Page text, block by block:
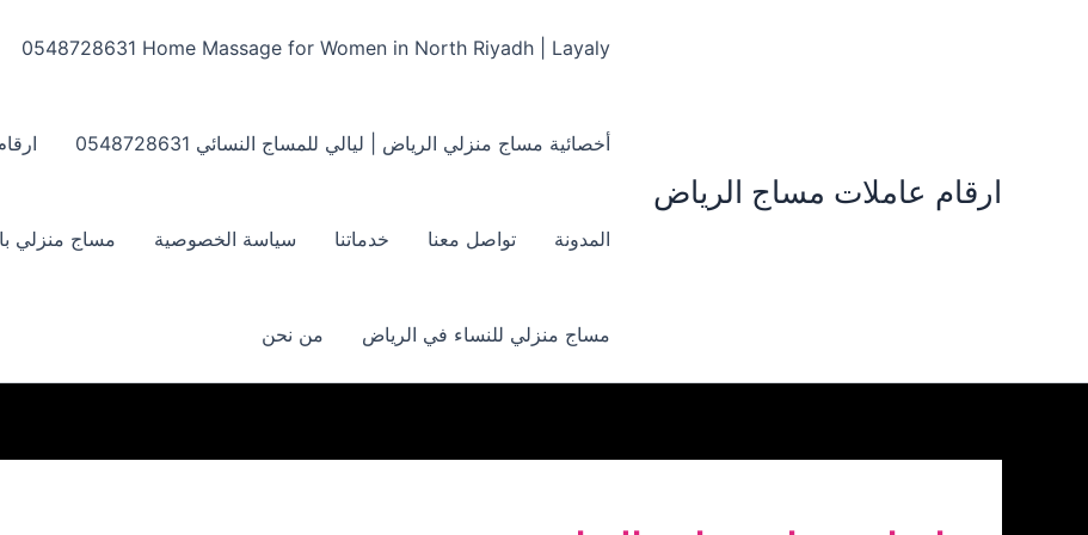
ارقام عاملات مساج الرياض
Home Massage for Women in North Riyadh | Layaly ‏‪0548728631
أخصائية مساج منزلي الرياض | ليالي للمساج النسائي ‏‪0548728631
المدونة تواصل معنا خدماتنا سياسة الخصوصية مساج منزلي
مساج منزلي للنساء في الرياض من نحن